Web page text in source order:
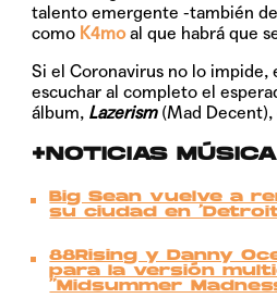
talento emergente -también
como K4moal que habrá que
Si el Coronavirus no lo
escuchar al completo el
álbum, Lazerism(Mad Decent),
+NOTICIAS
Big Sean vuelve a
su ciudad en ‘Detroit
88Rising y Danny
para la versión
“Midsummer